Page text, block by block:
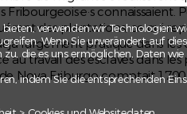
des plantations, ce qui
largement pratiqué dans
au travail des esclaves dans
Nova Friburgo comptait
verwenden wir Technologien
Wenn Sie unverändert auf
die es uns ermöglichen, Daten
indem Sie die entsprechenden